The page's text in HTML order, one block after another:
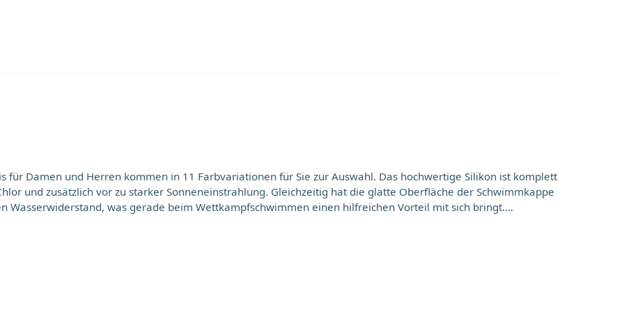
Herren kommen in 11 Farbvariationen für Sie zur Auswahl. Das hochwertige Silikon ist komplett
und zusätzlich vor zu starker Sonneneinstrahlung. Gleichzeitig hat die glatte Oberfläche der Schwimmkappe
Wasserwiderstand, was gerade beim Wettkampfschwimmen einen hilfreichen Vorteil mit sich bringt.